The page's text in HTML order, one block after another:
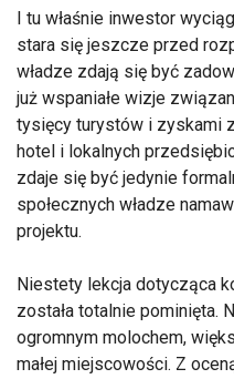
I tu właśnie inwestor
stara się jeszcze przed
władze zdają się być
już wspaniałe wizje
tysięcy turystów i zyskami
hotel i lokalnych
zdaje się być jedynie
społecznych władze
projektu.
Niestety lekcja dotycząca
została totalnie pominięta.
ogromnym molochem,
małej miejscowości. Z